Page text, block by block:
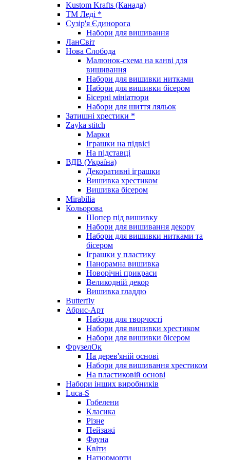
Kustom Krafts (Канада)
ТМ Леді *
Сузір'я Єдинорога
Набори для вишивання
ЛанСвіт
Нова Слобода
Малюнок-схема на канві для
вишивання
Набори для вишивки нитками
Набори для вишивки бісером
Бісерні мініатюри
Набори для шиття ляльок
Затишні хрестики *
Zayka stitch
Марки
Іграшки на підвісі
На підставці
ВДВ (Україна)
Декоративні іграшки
Вишивка хрестиком
Вишивка бісером
Mirabilia
Кольорова
Шопер під вишивку
Набори для вишивання декору
Набори для вишивки нитками та
бісером
Іграшки у пластику
Панорамна вишивка
Новорічні прикраси
Великодній декор
Вишивка гладдю
Butterfly
Абрис-Арт
Набори для творчості
Набори для вишивки хрестиком
Набори для вишивки бісером
ФрузелОк
На дерев'яній основі
Набори для вишивання хрестиком
На пластиковій основі
Набори інших виробників
Luca-S
Гобелени
Класика
Різне
Пейзажі
Фауна
Квіти
Натюрморти